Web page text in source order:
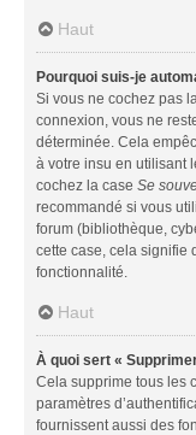
Haut
Pourquoi suis-je
Si vous ne cochez pas
connexion, vous ne
déterminée. Cela
à votre insu en utilisant
cochez la case Se
recommandé si vous
forum (bibliothèque,
cette case, cela signifie
fonctionnalité.
Haut
À quoi sert «
Cela supprime tous les
paramètres
fournissent aussi des